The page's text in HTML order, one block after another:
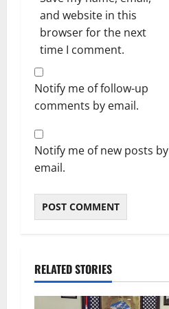
and website in this
browser for the next
time I comment.
Notify me of follow-up
comments by email.
Notify me of new posts by
email.
RELATED STORIES